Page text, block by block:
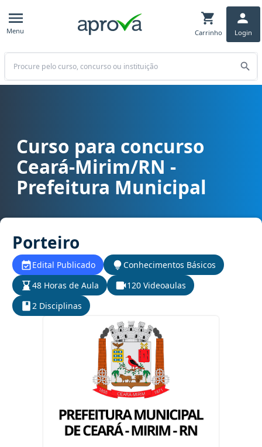
Menu Carrinho Login
Buscar
Curso para concurso Ceará-Mirim/RN - Prefeitura Municipal
Curso para concurso
Ceará-Mirim/RN -
Prefeitura Municipal
Porteiro
Edital Publicado
Conhecimentos Básicos
48 Horas de Aula
120 Videoaulas
2 Disciplinas